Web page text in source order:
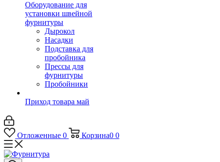
Оборудование для
установки швейной
фурнитуры
Дырокол
Насадки
Подставка для
пробойника
Прессы для
фурнитуры
Пробойники
Приход товара май
Отложенные 0 Корзина0 0